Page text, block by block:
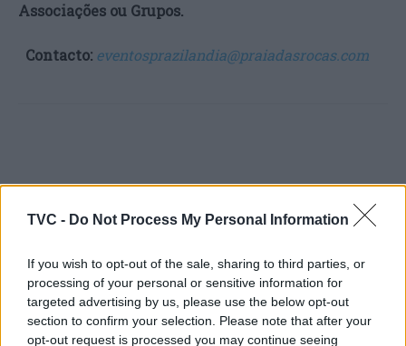
TVC - Do Not Process My Personal Information
If you wish to opt-out of the sale, sharing to third parties, or
processing of your personal or sensitive information for
targeted advertising by us, please use the below opt-out
section to confirm your selection. Please note that after your
opt-out request is processed you may continue seeing
Associações ou Grupos.
Contacto: eventosprazilandia@praiadasrocas.com
Detenção por pornografia
de menores no concelho
de Tondela
Penacova promove
“Filarmónicas vão à
escola”para aproximar
crianças das associações